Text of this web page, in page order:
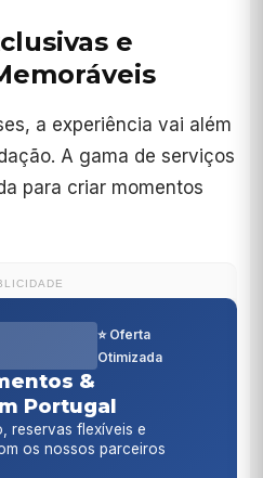
e
a experiência vai além
A gama de serviços
para criar momentos
⭐ Oferta
Otimizada
&
Portugal
reservas flexíveis e
os nossos parceiros